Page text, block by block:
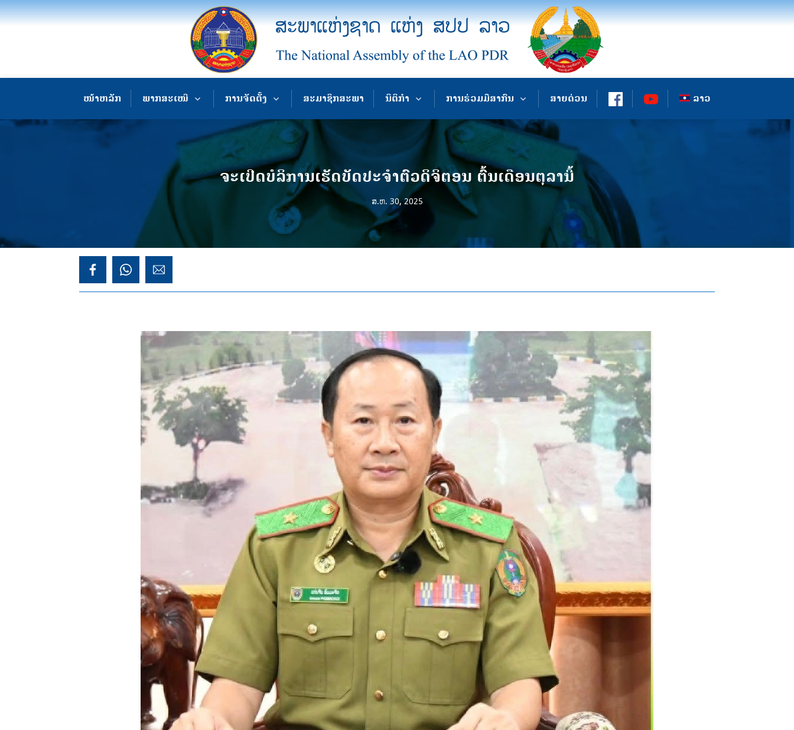
ໜ້າຫລັກ ພາກສະເໜີ ການຈັດຕັ້ງ ສະມາຊິກສະພາ ນິຕິກຳ ການຮ່ວມມືສາກົນ ສາຍດ່ວນ ລາວ
ຈະເປີດບໍລິການເຮັດບັດປະຈໍາຕົວດິຈິຕອນ ຕົ້ນເດືອນຕຸລານີ້
ສ.ຫ. 30, 2025